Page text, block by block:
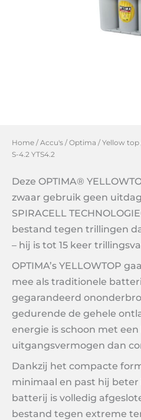
Home /Accu's /Optima /Yellow top
S-4.2 YTS4.2
Deze OPTIMA®
zwaar gebruik geen
SPIRACELL
bestand tegen trillingen
– hij is tot 15 keer
OPTIMA’s YELLOWTOP
mee als traditionele
gegarandeerd
gedurende de gehele
energie is schoon met
uitgangsvermogen dan
Dankzij het compacte
minimaal en past hij
batterij is volledig
bestand tegen extreme